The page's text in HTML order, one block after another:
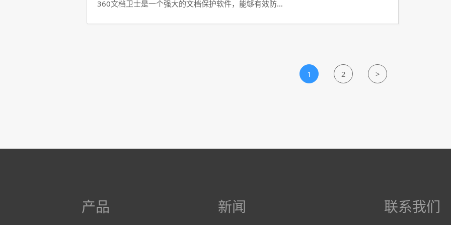
360文档卫士是一个强大的文档保护软件，能够有效防…
1 2 >
产品 新闻 联系我们